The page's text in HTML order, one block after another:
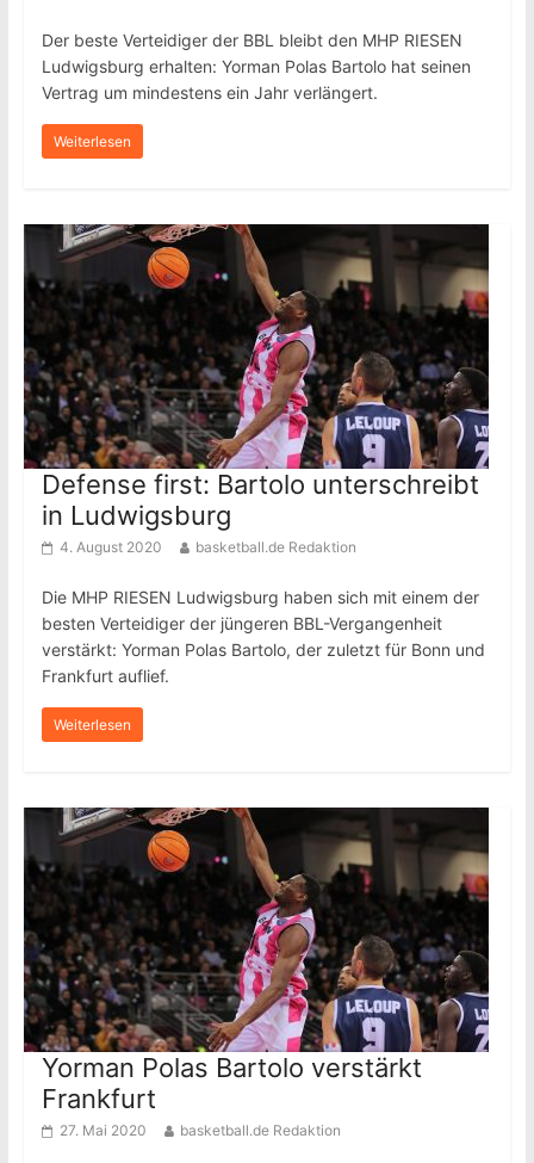
Der beste Verteidiger der BBL bleibt den MHP RIESEN
Ludwigsburg erhalten: Yorman Polas Bartolo hat seinen
Vertrag um mindestens ein Jahr verlängert.
Weiterlesen
Defense first: Bartolo unterschreibt
in Ludwigsburg
4. August 2020 basketball.de Redaktion
Die MHP RIESEN Ludwigsburg haben sich mit einem der
besten Verteidiger der jüngeren BBL-Vergangenheit
verstärkt: Yorman Polas Bartolo, der zuletzt für Bonn und
Frankfurt auflief.
Weiterlesen
Yorman Polas Bartolo verstärkt
Frankfurt
27. Mai 2020 basketball.de Redaktion